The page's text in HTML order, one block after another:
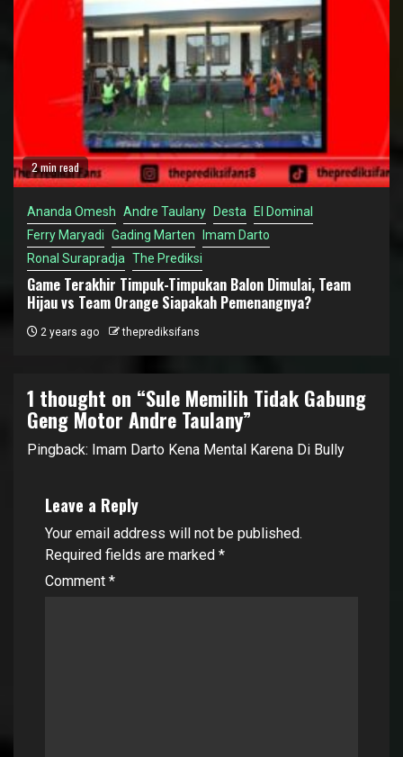
2 min read
Ananda Omesh Andre Taulany Desta El Dominal
Ferry Maryadi Gading Marten Imam Darto
Ronal Surapradja The Prediksi
Game Terakhir Timpuk-Timpukan Balon Dimulai, Team
Hijau vs Team Orange Siapakah Pemenangnya?
2 years ago theprediksifans
1 thought on “Sule Memilih Tidak Gabung
Geng Motor Andre Taulany”
Pingback: Imam Darto Kena Mental Karena Di Bully
Leave a Reply
Your email address will not be published.
Required fields are marked *
Comment *